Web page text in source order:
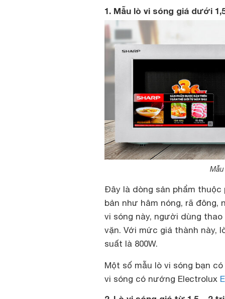
1. Mẫu lò vi sóng giá dưới
Đây là dòng sản phẩm
bản như hâm nóng, rã đông,
vi sóng này, người dùng
vặn. Với mức giá thành này,
suất là 800W.
Một số mẫu lò vi sóng bạn
vi sóng có nướng Electrolux